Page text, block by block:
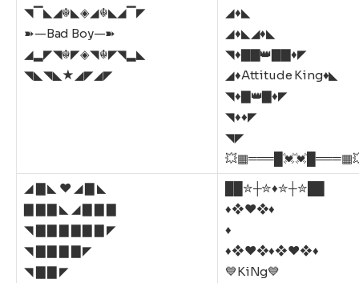
◥▔◣◢☬◣◈◢☬◣◢▔◤
➽—Bad Boy—➽
◢▂◤◥☬◤◈◥☬◤◥▂◣
◥◣◥◣★◢◤◢◤
◢♦️◣
◢♦️◣◢♦️◣
◥♦️▇▇👑▇▇♦️◤
◢♦️Attitude King♦️◣
◥♦️▇👑▇♦️◤
◥♦️♦️◤
◥◤
◢ ▇ ◣ ♥️ ◢ ▇ ◣
▇ ▇ ▇ ◣ ◢ ▇ ▇ ▇
◥ ▇ ▇ ▇ ▇ ▇ ▇ ◤
◥ ▇ ▇ ▇ ▇ ◤
◥ ▇ ▇ ◤
██✮┼✮♦️✮┼✮██
♦❖♥❖♦
♦
♦❖♥❖♦❖♥❖♦
💙KiNg💙